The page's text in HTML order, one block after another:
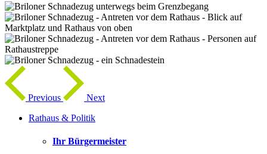
Previous
Next
Rathaus & Politik
Ihr Bürgermeister